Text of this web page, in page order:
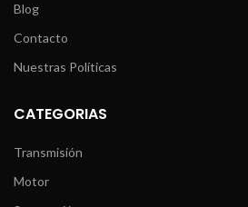
Blog
Contacto
Nuestras Políticas
CATEGORIAS
Transmisión
Motor